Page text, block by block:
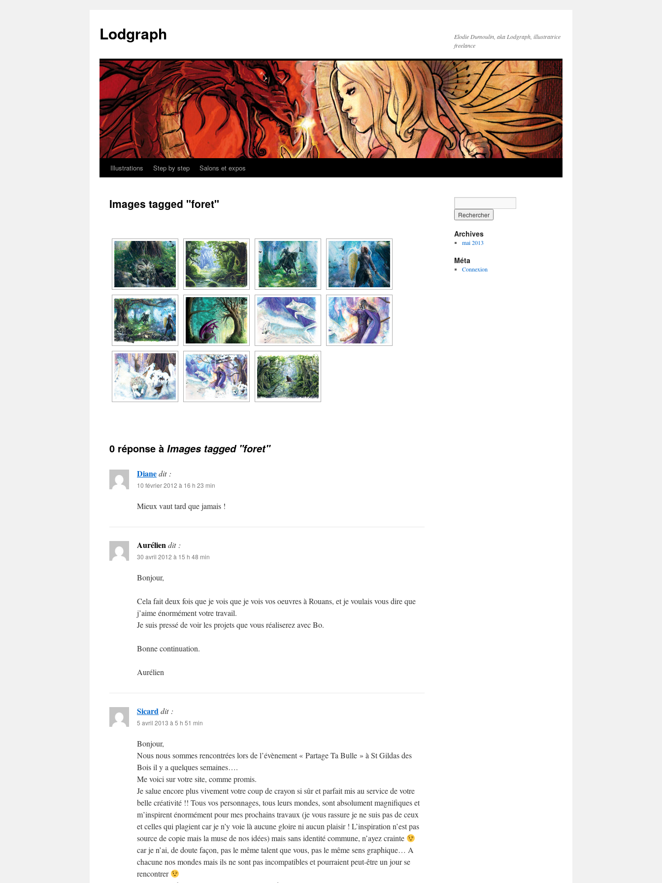
contenu
Lodgraph
Elodie Dumoulin, aka Lodgraph, illustratrice
freelance
Illustrations Step by step Salons et expos
Images tagged "foret"
0 réponse à Images tagged "foret"
Dianedit :
10 février 2012 à 16 h 23 min
Mieux vaut tard que jamais !
Auréliendit :
30 avril 2012 à 15 h 48 min
Bonjour,
Cela fait deux fois que je vois que je vois vos oeuvres à Rouans, et je voulais vous dire que
j’aime énormément votre travail.
Je suis pressé de voir les projets que vous réaliserez avec Bo.
Bonne continuation.
Aurélien
Sicarddit :
5 avril 2013 à 5 h 51 min
Bonjour,
Nous nous sommes rencontrées lors de l’évènement « Partage Ta Bulle » à St Gildas des
Bois il y a quelques semaines….
Me voici sur votre site, comme promis.
Je salue encore plus vivement votre coup de crayon si sûr et parfait mis au service de votre
belle créativité !! Tous vos personnages, tous leurs mondes, sont absolument magnifiques et
m’inspirent énormément pour mes prochains travaux (je vous rassure je ne suis pas de ceux
et celles qui plagient car je n’y voie là aucune gloire ni aucun plaisir ! L’inspiration n’est pas
source de copie mais la muse de nos idées) mais sans identité commune, n’ayez crainte
car je n’ai, de doute façon, pas le même talent que vous, pas le même sens graphique… A
chacune nos mondes mais ils ne sont pas incompatibles et pourraient peut-être un jour se
rencontrer
Archives
mai 2013
Méta
Connexion